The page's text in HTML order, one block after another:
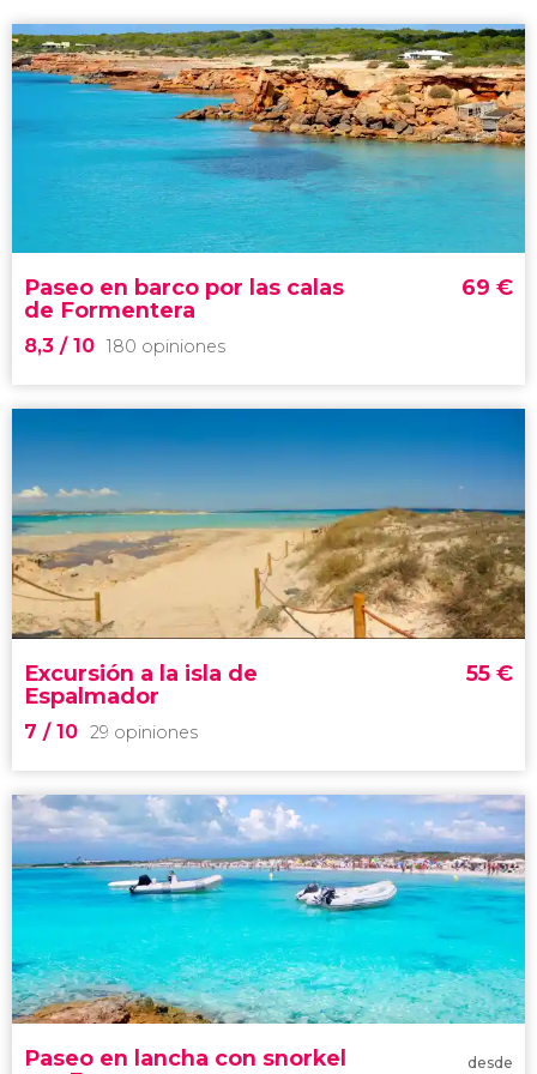
Paseo en barco por las calas
de Formentera
8,3 / 10 180 opiniones
69 €
8,3


180 opiniones
paseo en barco por las calas de
Formentera
Cala Saona y Ses Illetes
Excursión a la isla de
Espalmador
7 / 10 29 opiniones
55 €
7


29 opiniones
excursión a la isla de Espalmador
enclave situado entre Ibiza y
Formentera
podréis practicar snorkel
Paseo en lancha con snorkel
desde